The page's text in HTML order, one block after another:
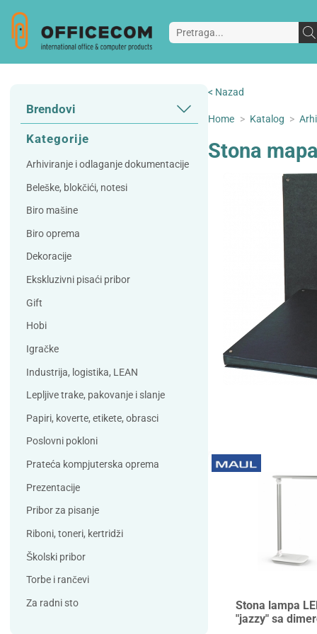
Brendovi
3L
A Plus
Accessories
AD
Alco
Artoz
Bene
Bordlite
Carand'ache
Cleanrange
Debatin
Duracell
ELBA
Eleven
Elix Clean
Falken
Flieger
Fun Range
Han
Herma
HJP
Horse
Info Notes
Kategorije
Arhiviranje i odlaganje dokumentacije
Beleške, blokčići, notesi
Biro mašine
Biro oprema
Dekoracije
Ekskluzivni pisaći pribor
Gift
Hobi
Igračke
Industrija, logistika, LEAN
Lepljive trake, pakovanje i slanje
Papiri, koverte, etikete, obrasci
Poslovni pokloni
Prateća kompjuterska oprema
Prezentacije
Pribor za pisanje
Riboni, toneri, kertridži
Školski pribor
Torbe i rančevi
Za radni sto
< Nazad
Home > Katalog >
Stona
Stona lampa
"jazzy" sa